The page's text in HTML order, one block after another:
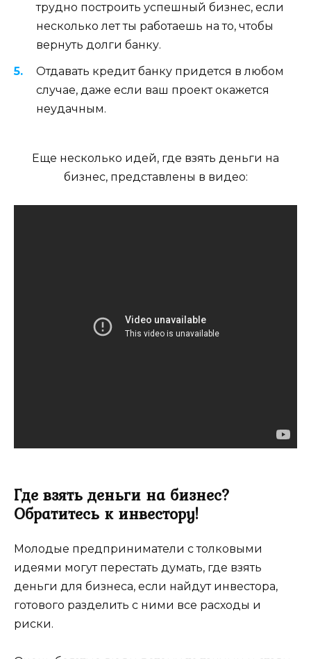
трудно построить успешный бизнес, если
несколько лет ты работаешь на то, чтобы
вернуть долги банку.
Отдавать кредит банку придется в любом
случае, даже если ваш проект окажется
неудачным.
Еще несколько идей, где взять деньги на
бизнес, представлены в видео:
Где взять деньги на бизнес?
Обратитесь к инвестору!
Молодые предприниматели с толковыми
идеями могут перестать думать, где взять
деньги для бизнеса, если найдут инвестора,
готового разделить с ними все расходы и
риски.